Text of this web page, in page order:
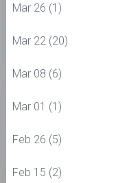
Mar 26 (1)
Mar 22(20)
Mar 08 (6)
Mar 01 (1)
Feb 26 (5)
Feb 15 (2)